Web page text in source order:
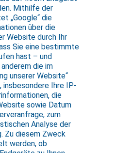
Mithilfe der
„Google“ die
über die
Website durch Ihr
Sie eine bestimmte
hast – und
die im
unserer Website“
insbesondere Ihre IP-
die
sowie Datum
zum
Analyse der
Zu diesem Zweck
werden, ob